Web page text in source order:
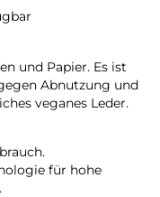
und Papier. Es ist
Abnutzung und
veganes Leder.
für hohe